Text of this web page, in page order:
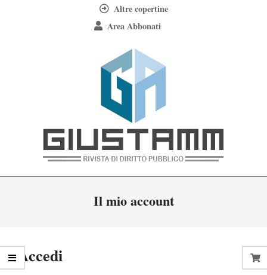
Altre copertine
Area Abbonati
Giustamm
Il mio account
Accedi